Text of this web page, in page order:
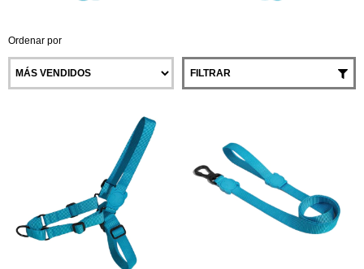
Ordenar por
FILTRAR